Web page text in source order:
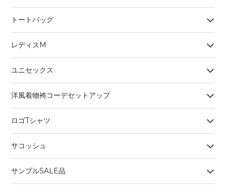
トートバッグ
レディスM
ユニセックス
洋風着物袴コーデセットアップ
ロゴTシャツ
サコッシュ
サンプルSALE品